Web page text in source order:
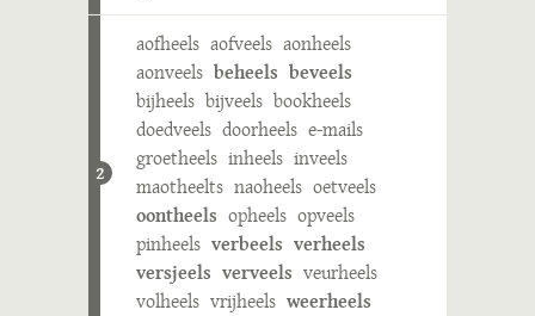
2
aofheels aofveels aonheels
aonveels beheels beveels
bijheels bijveels bookheels
doedveels doorheels e-mails
groetheels inheels inveels
maotheelts naoheels oetveels
oontheels opheels opveels
pinheels verbeels verheels
versjeels verveels veurheels
volheels vrijheels weerheels